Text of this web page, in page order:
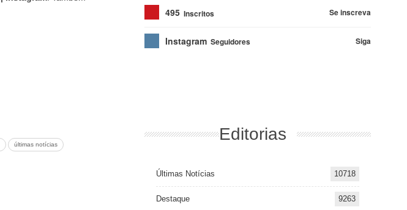
últimas notícias
495 Inscritos Se inscreva
Instagram Seguidores Siga
Editorias
Últimas Notícias 10718
Destaque 9263